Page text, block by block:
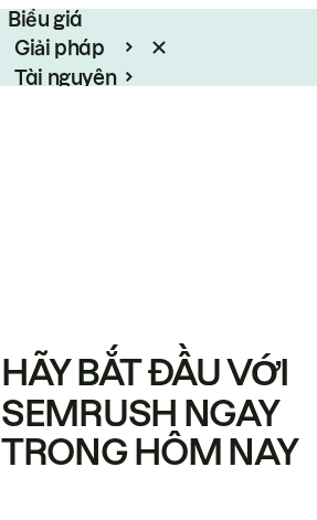
Biểu giá
Giải pháp
Tài nguyên
HÃY BẮT ĐẦU VỚI
SEMRUSH NGAY
TRONG HÔM NAY